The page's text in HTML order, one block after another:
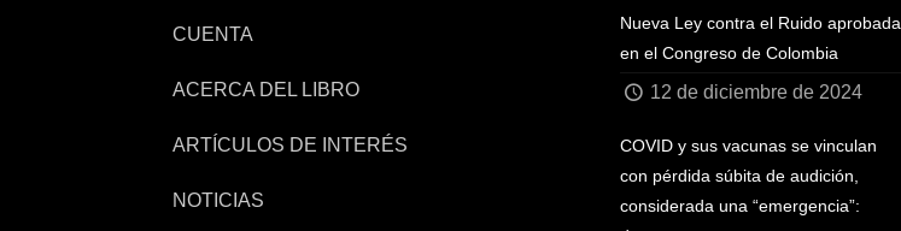
CUENTA
ACERCA DEL LIBRO
ARTÍCULOS DE INTERÉS
NOTICIAS
Nueva Ley contra el Ruido aprobada
en el Congreso de Colombia
12 de diciembre de 2024
COVID y sus vacunas se vinculan
con pérdida súbita de audición,
considerada una “emergencia”: